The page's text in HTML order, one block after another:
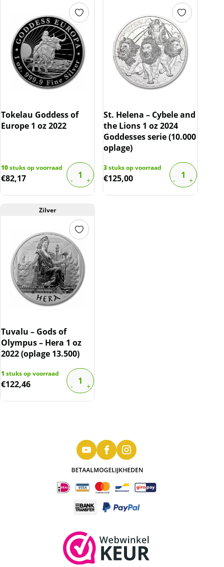
Tokelau Goddess of
Europe 1 oz 2022
10stuks op voorraad
€82,17
St. Helena – Cybele and
the Lions 1 oz 2024
Goddesses serie (10.000
oplage)
3stuks op voorraad
€125,00
Zilver
Tuvalu – Gods of
Olympus – Hera 1 oz
2022 (oplage 13.500)
1 stuks op voorraad
€122,46